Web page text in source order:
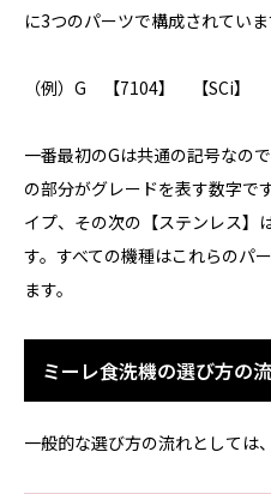
に3つのパーツで構成されていま
（例）G 【7104】 【SCi】
一番最初のGは共通の記号なの
の部分がグレードを表す数字で
イプ、その次の【ステンレス】
す。すべての機種はこれらのパ
ます。
ミーレ食洗機の選び方の
一般的な選び方の流れとしては